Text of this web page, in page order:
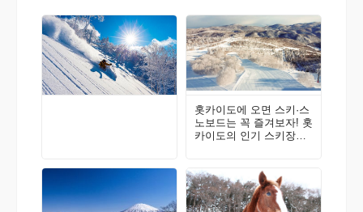
홋카이도에 오면 스키·스
노보드는 꼭 즐겨보자! 홋
카이도의 인기 스키장을